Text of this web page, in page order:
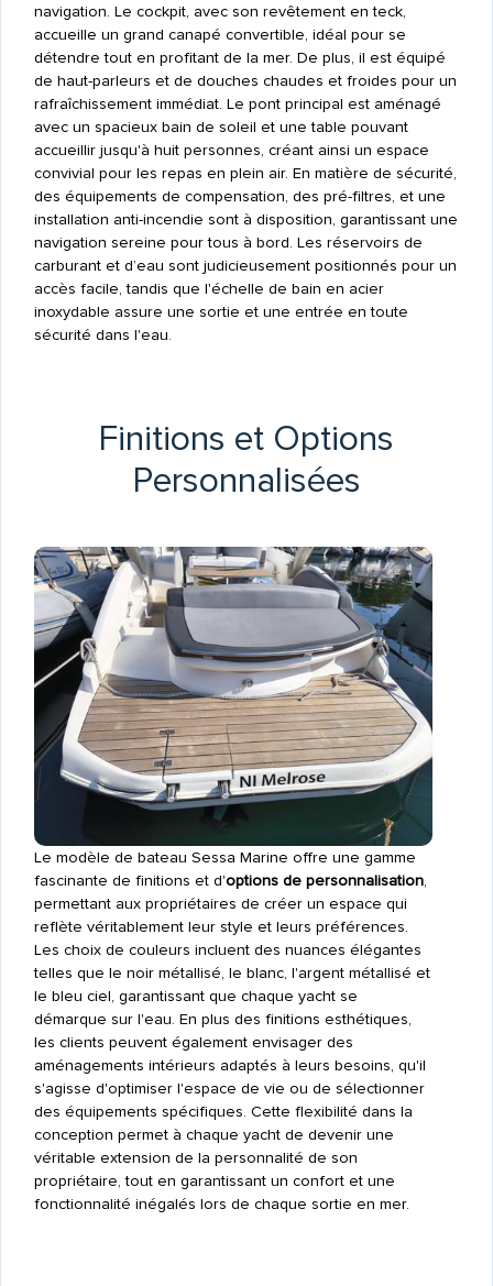
navigation. Le cockpit, avec son revêtement en teck,
accueille un grand canapé convertible, idéal pour se
détendre tout en profitant de la mer. De plus, il est équipé
de haut-parleurs et de douches chaudes et froides pour un
rafraîchissement immédiat. Le pont principal est aménagé
avec un spacieux bain de soleil et une table pouvant
accueillir jusqu'à huit personnes, créant ainsi un espace
convivial pour les repas en plein air. En matière de sécurité,
des équipements de compensation, des pré-filtres, et une
installation anti-incendie sont à disposition, garantissant une
navigation sereine pour tous à bord. Les réservoirs de
carburant et d’eau sont judicieusement positionnés pour un
accès facile, tandis que l'échelle de bain en acier
inoxydable assure une sortie et une entrée en toute
sécurité dans l'eau.
Finitions et Options
Personnalisées
Le modèle de bateau Sessa Marine offre une gamme
fascinante de finitions et d'options de personnalisation,
permettant aux propriétaires de créer un espace qui
reflète véritablement leur style et leurs préférences.
Les choix de couleurs incluent des nuances élégantes
telles que le noir métallisé, le blanc, l'argent métallisé et
le bleu ciel, garantissant que chaque yacht se
démarque sur l'eau. En plus des finitions esthétiques,
les clients peuvent également envisager des
aménagements intérieurs adaptés à leurs besoins, qu'il
s'agisse d'optimiser l'espace de vie ou de sélectionner
des équipements spécifiques. Cette flexibilité dans la
conception permet à chaque yacht de devenir une
véritable extension de la personnalité de son
propriétaire, tout en garantissant un confort et une
fonctionnalité inégalés lors de chaque sortie en mer.